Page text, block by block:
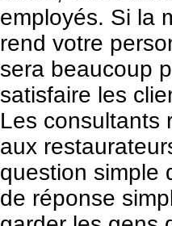
employés. Si la
rend votre
sera beaucoup
satisfaire les
Les consultants
aux
question simple
de réponse